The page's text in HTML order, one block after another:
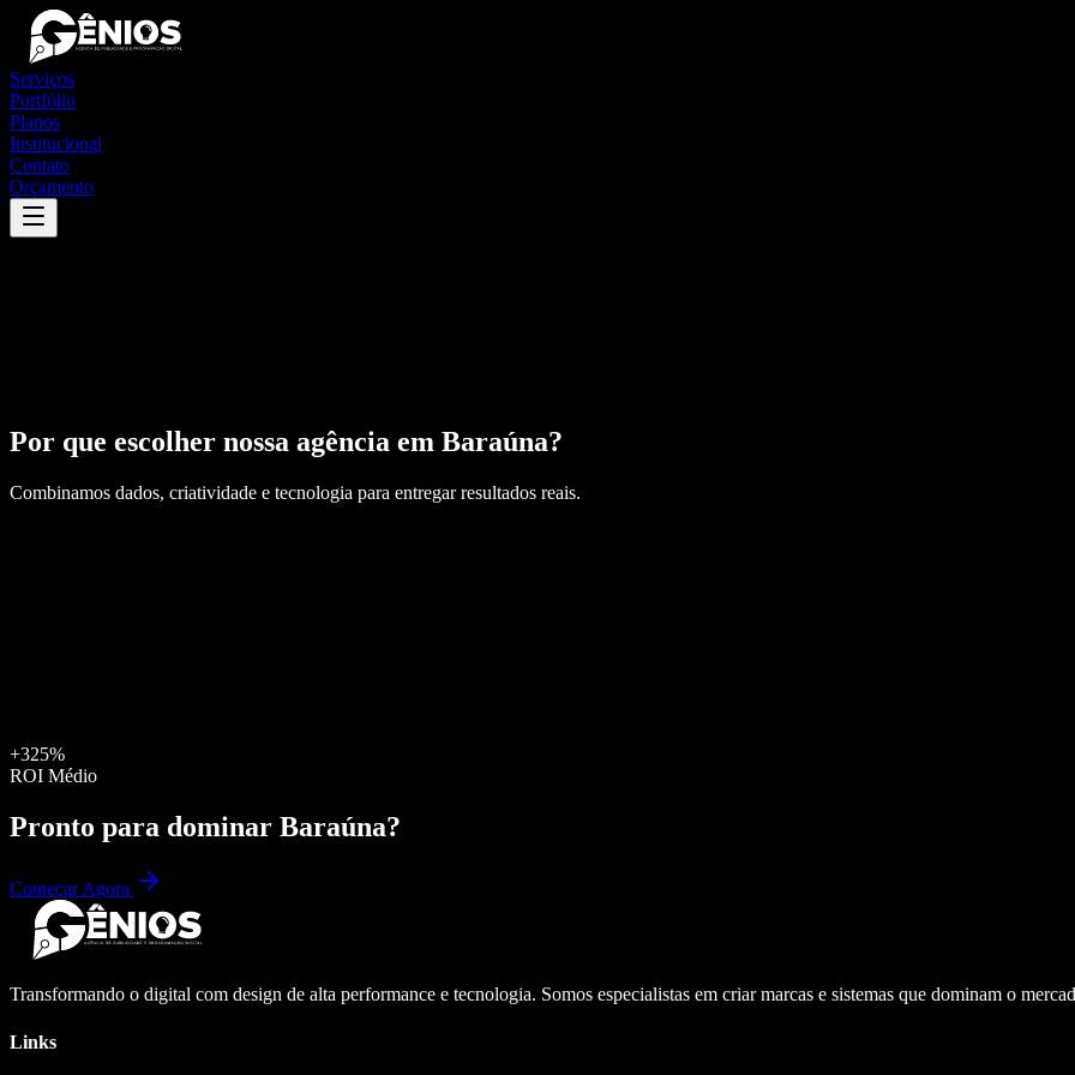
Serviços
Portfólio
Planos
Institucional
Contato
Orçamento
Por que escolher nossa agência em Baraúna?
Combinamos dados, criatividade e tecnologia para entregar resultados reais.
+325%
ROI Médio
Pronto para dominar Baraúna?
Começar Agora
Transformando o digital com design de alta performance e tecnologia. Somos especialistas em criar marcas e sistemas que dominam o
Links